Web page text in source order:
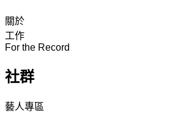
關於
工作
For the Record
社群
藝人專區